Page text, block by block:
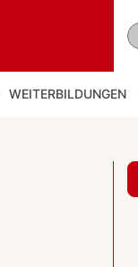
WEITERBILDUNGEN